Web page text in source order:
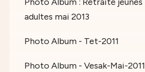
adultes mai 2013
Photo Album - Tet-2011
Photo Album - Vesak-Mai-2011